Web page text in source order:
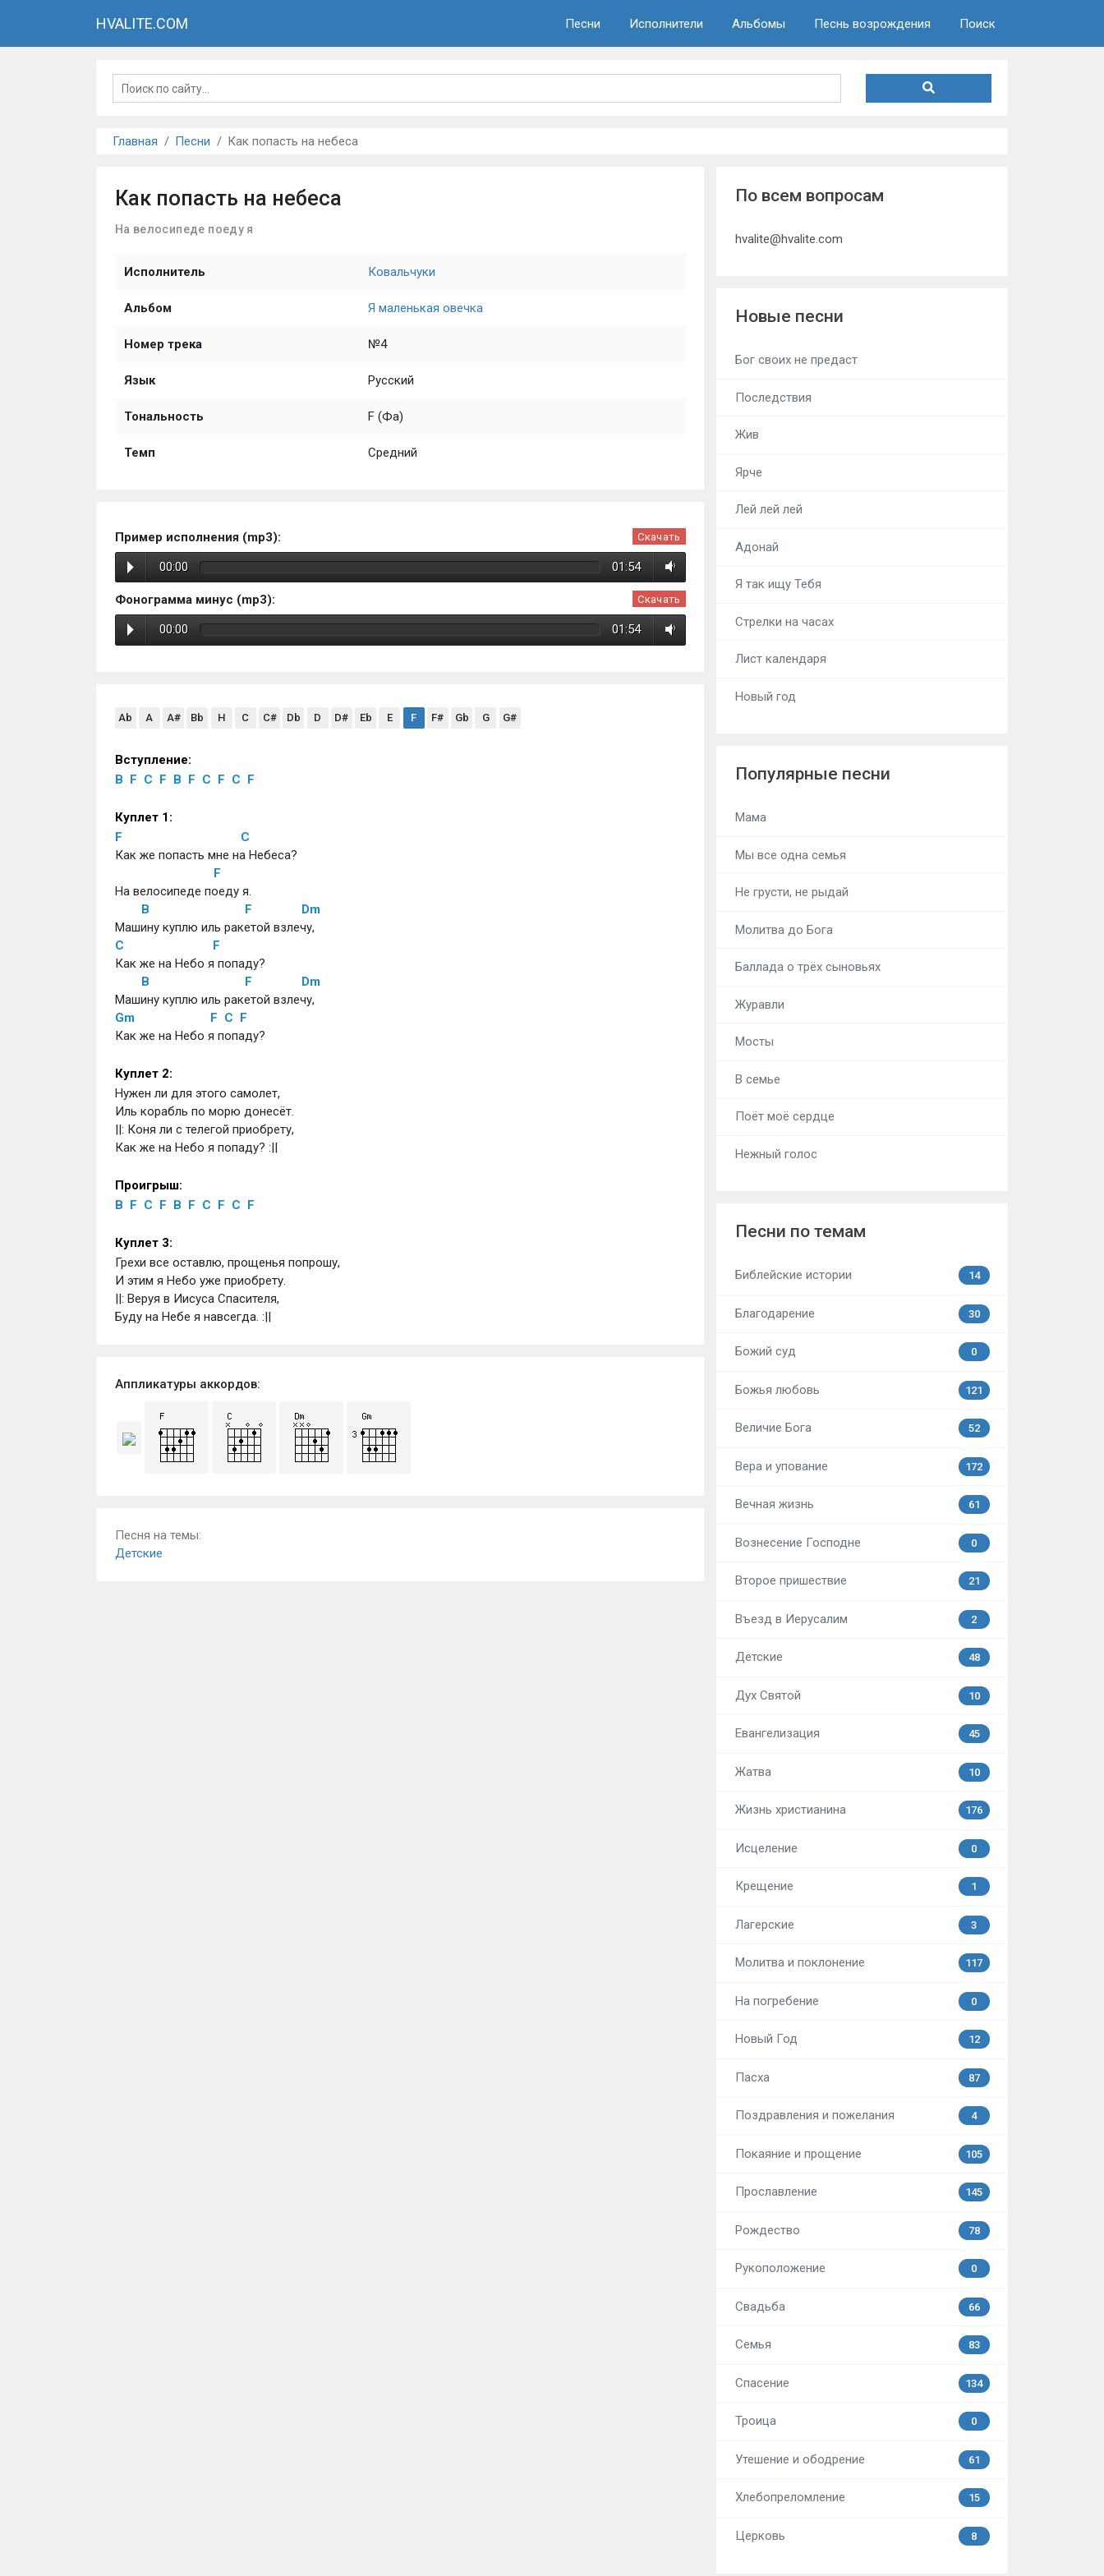
HVALITE.COM Песни Исполнители Альбомы Песнь возрождения Поиск
Главная Песни Как попасть на небеса
Как попасть на небеса
На велосипеде поеду я
Исполнитель Ковальчуки
Альбом Я маленькая овечка
Номер трека №4
Язык Русский
Тональность F (Фа)
Темп Средний
Пример исполнения (mp3): Скачать
00:00 01:54
Фонограмма минус (mp3): Скачать
00:00 01:54
Ab A A# Bb H C C# Db D D# Eb E F F# Gb G G#
Вступление:
B F C F B F C F C F
Куплет 1:
F
C
Как же попасть мне на Небеса?
F
На велосипеде поеду я.
B
F
Dm
Машину куплю иль ракетой взлечу,
C
F
Как же на Небо я попаду?
B
F
Dm
Машину куплю иль ракетой взлечу,
Gm
F C F
Как же на Небо я попаду?
Куплет 2:
Нужен ли для этого самолет,
Иль корабль по морю донесёт.
||: Коня ли с телегой приобрету,
Как же на Небо я попаду? :||
Проигрыш:
B F C F B F C F C F
Куплет 3:
Грехи все оставлю, прощенья попрошу,
И этим я Небо уже приобрету.
||: Веруя в Иисуса Спасителя,
Аппликатуры аккордов:
Песня на темы:
Детские
По всем вопросам
hvalite@hvalite.com
Новые песни
Бог своих не предаст
Последствия
Жив
Ярче
Лей лей лей
Адонай
Я так ищу Тебя
Стрелки на часах
Лист календаря
Новый год
Популярные песни
Мама
Мы все одна семья
Не грусти, не рыдай
Молитва до Бога
Баллада о трёх сыновьях
Журавли
Мосты
В семье
Поёт моё сердце
Нежный голос
Песни по темам
Библейские истории 14
Благодарение 30
Божий суд 0
Божья любовь 121
Величие Бога 52
Вера и упование 172
Вечная жизнь 61
Вознесение Господне 0
Второе пришествие 21
Въезд в Иерусалим 2
Детские 48
Дух Святой 10
Евангелизация 45
Жатва 10
Жизнь христианина 176
Исцеление 0
Крещение 1
Лагерские 3
Молитва и поклонение 117
На погребение 0
Новый Год 12
Пасха 87
Поздравления и пожелания 4
Покаяние и прощение 105
Прославление 145
Рождество 78
Рукоположение 0
Свадьба 66
Семья 83
Спасение 134
Троица 0
Утешение и ободрение 61
Хлебопреломление 15
Церковь 8